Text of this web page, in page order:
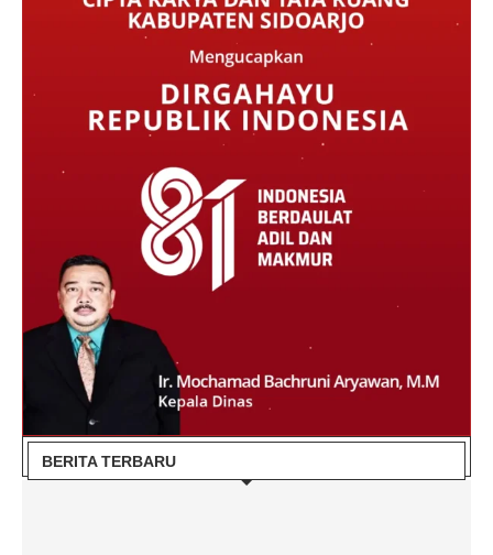
BERITA TERBARU